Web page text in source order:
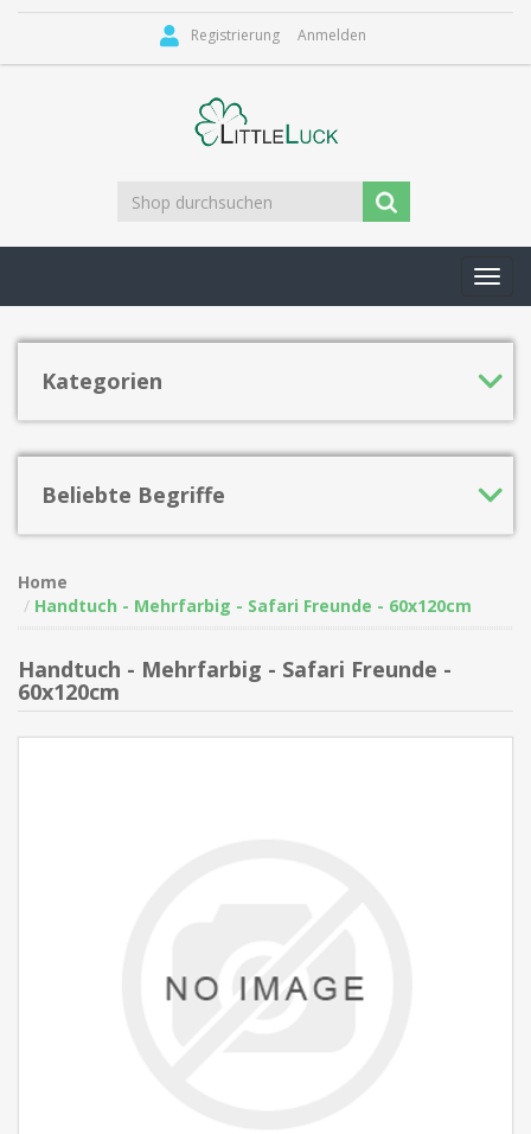
Registrierung Anmelden
Kategorien
Beliebte Begriffe
Home
Handtuch - Mehrfarbig - Safari Freunde - 60x120cm
Handtuch - Mehrfarbig - Safari Freunde -
60x120cm